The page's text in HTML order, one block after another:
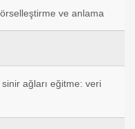
ve anlama
ağları eğitme: veri